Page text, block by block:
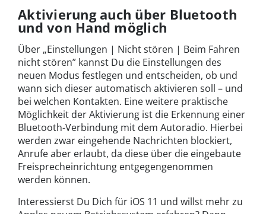
Aktivierung auch über Bluetooth
und von Hand möglich
Über „Einstellungen | Nicht stören | Beim Fahren
nicht stören” kannst Du die Einstellungen des
neuen Modus festlegen und entscheiden, ob und
wann sich dieser automatisch aktivieren soll – und
bei welchen Kontakten. Eine weitere praktische
Möglichkeit der Aktivierung ist die Erkennung einer
Bluetooth-Verbindung mit dem Autoradio. Hierbei
werden zwar eingehende Nachrichten blockiert,
Anrufe aber erlaubt, da diese über die eingebaute
Freisprecheinrichtung entgegengenommen
werden können.
Interessierst Du Dich für iOS 11 und willst mehr zu